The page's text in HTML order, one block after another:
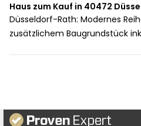
Haus zum Kauf in 40472
Düsseldorf-Rath: Modernes
zusätzlichem Baugrundstück